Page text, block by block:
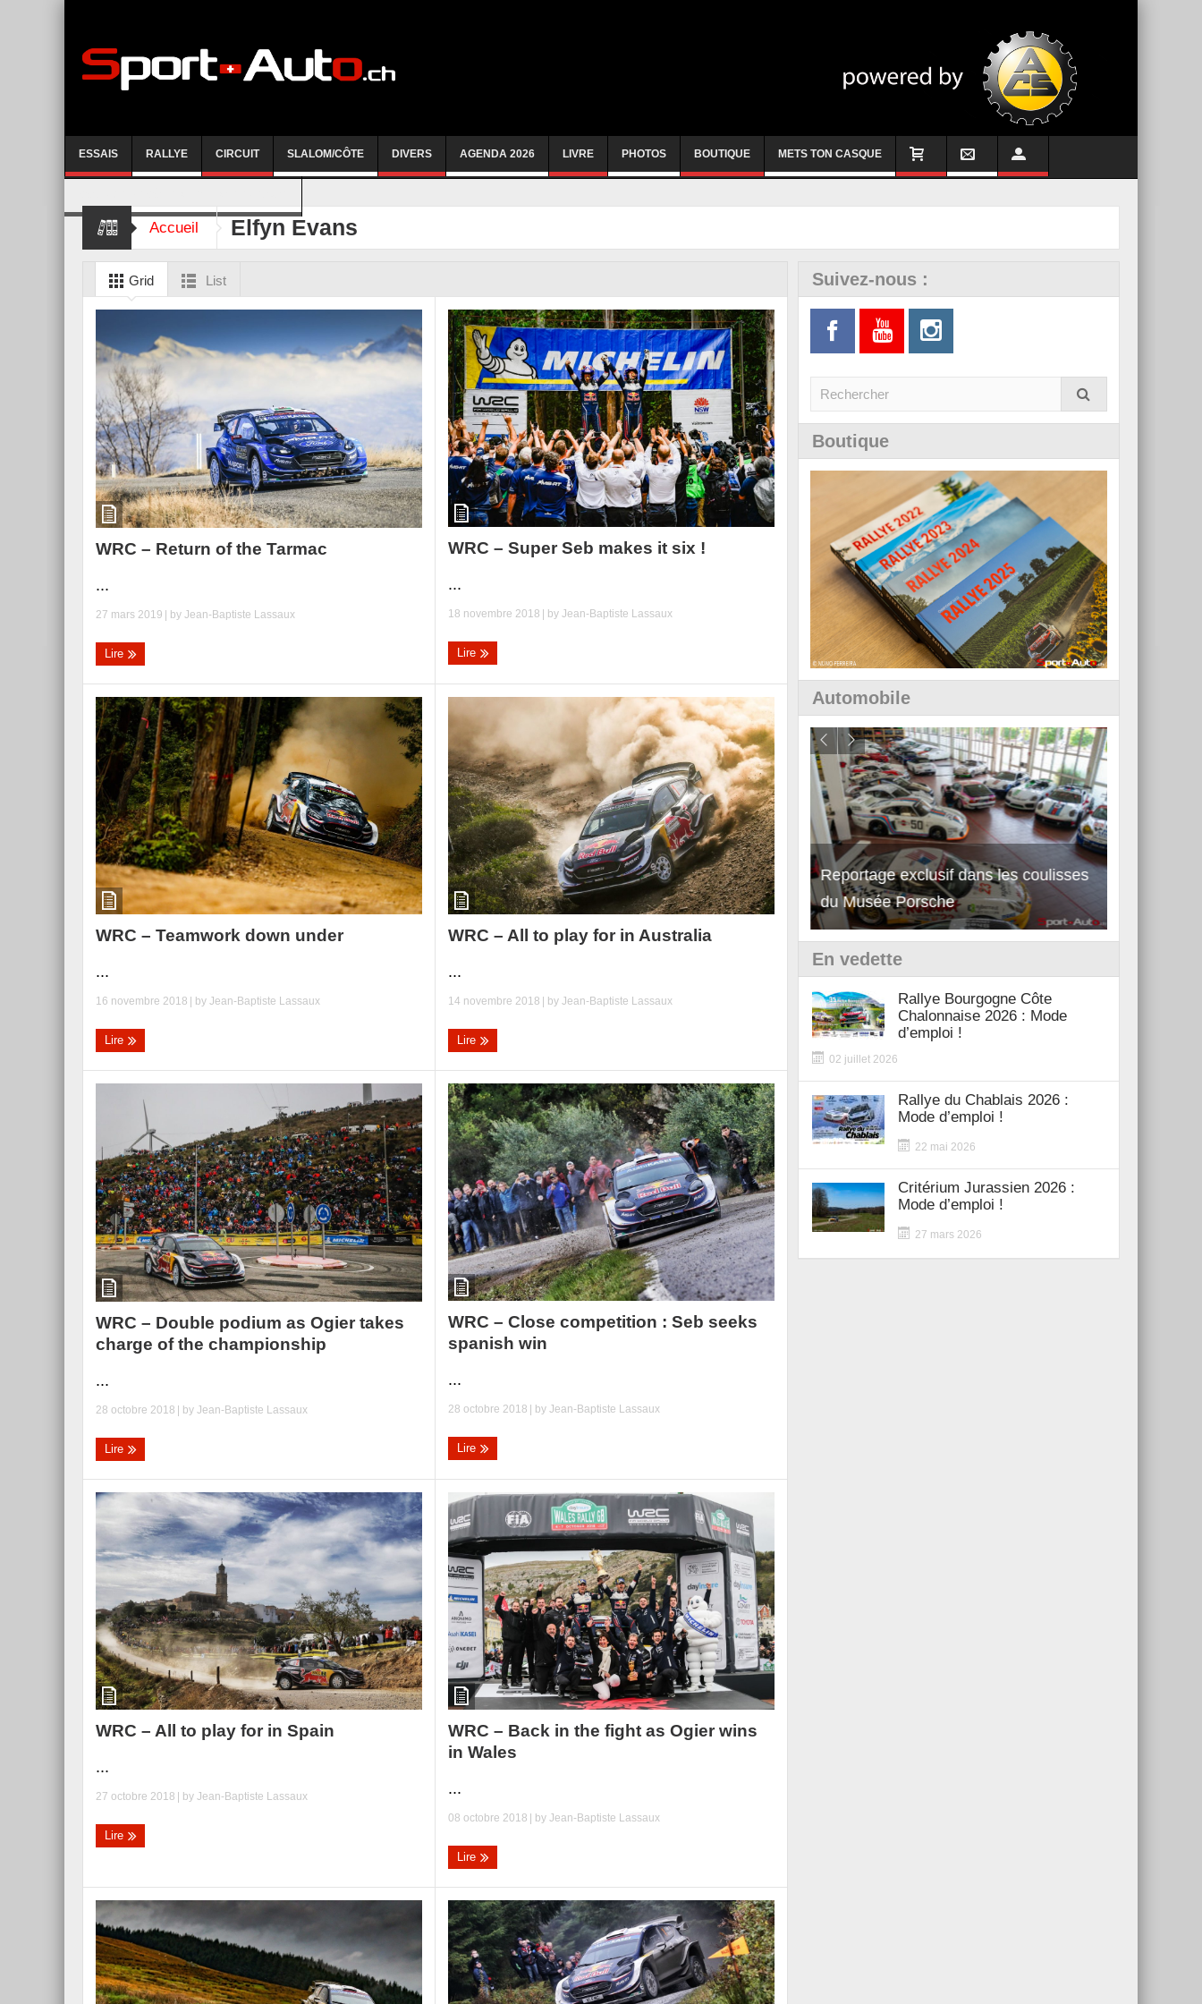
ESSAIS RALLYE CIRCUIT SLALOM/CÔTE DIVERS AGENDA 2026 LIVRE PHOTOS BOUTIQUE METS TON CASQUE
Accueil Elfyn Evans
Grid List
WRC – Return of the Tarmac
...
27 mars 2019 | by Jean-Baptiste Lassaux
Lire
WRC – Super Seb makes it six !
...
18 novembre 2018 | byJean-Baptiste Lassaux
Lire
WRC – Teamwork down under
...
16 novembre 2018 | by Jean-Baptiste Lassaux
Lire
WRC – All to play for in Australia
...
14 novembre 2018 | byJean-Baptiste Lassaux
Lire
WRC – Double podium as Ogier takes
charge of the championship
...
28 octobre 2018 | by Jean-Baptiste Lassaux
Lire
WRC – Close competition : Seb seeks
spanish win
...
28 octobre 2018 | byJean-Baptiste Lassaux
Lire
WRC – All to play for in Spain
...
27 octobre 2018 | by Jean-Baptiste Lassaux
Lire
WRC – Back in the fight as Ogier wins
in Wales
...
08 octobre 2018 | byJean-Baptiste Lassaux
Lire
Suivez-nous :
Boutique
Automobile
Essai – Morgan Supersport
Reportage exclusif dans les coulisses
du Musée Porsche
En vedette
Rallye Bourgogne Côte
Chalonnaise 2026 : Mode
d’emploi !
02 juillet 2026
Rallye du Chablais 2026 :
Mode d’emploi !
22 mai 2026
Critérium Jurassien 2026 :
Mode d’emploi !
27 mars 2026